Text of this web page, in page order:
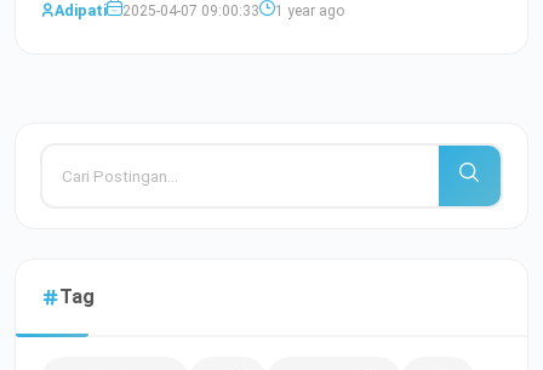
Adipati
2025-04-07 09:00:33 1 year ago
Tag